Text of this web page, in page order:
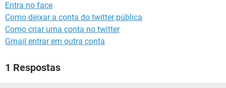
Entra no face
Como deixar a conta do twitter pública
Como criar uma conta no twitter
Gmail entrar em outra conta
1 Respostas